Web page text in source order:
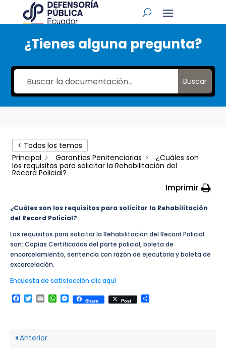
¿Tienes alguna pregunta?
Buscar
< Todos los temas
Principal
Garantías Penitenciarias
¿Cuáles son
los requisitos para solicitar la Rehabilitación del
Record Policial?
Imprimir
¿Cuáles son los requisitos para solicitar la Rehabilitación
del Record Policial?
Los requisitos para solicitar la Rehabilitación del Record Policial
son: Copias Certificadas del parte policial, boleta de
encarcelamiento, sentencia con razón de ejecutoria y boleta de
excarcelación.
Encuesta de satisfacción clic aquí
Facebook
Twitter
EmailWhatsApp
Messenger
Share Post
Anterior